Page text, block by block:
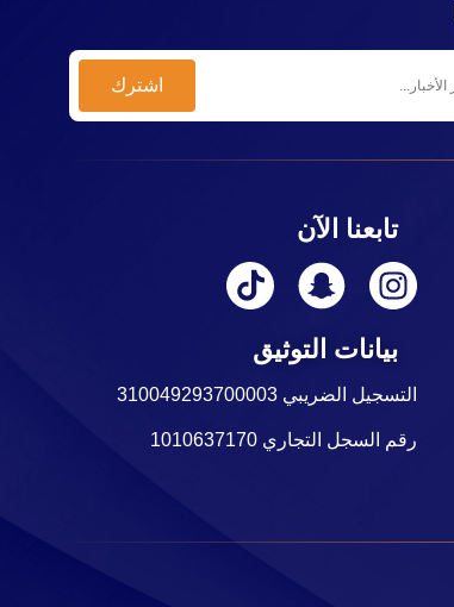
تابعنا الآن
بيانات التوثيق
التسجيل الضريبي 310049293700003
رقم السجل التجاري 1010637170